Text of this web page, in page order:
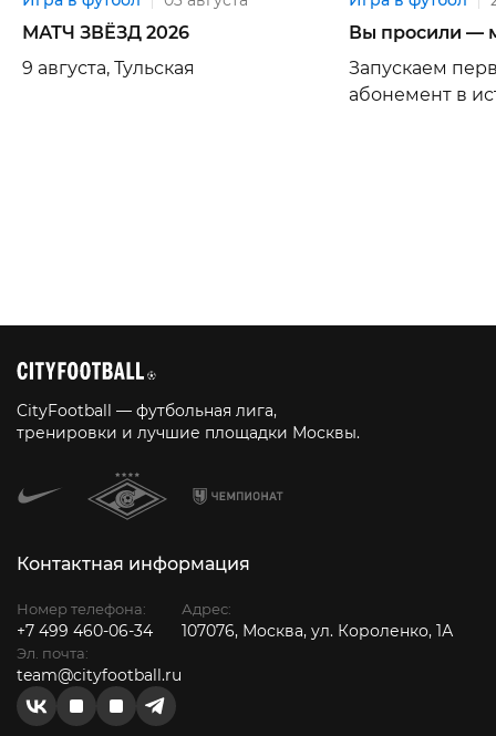
МАТЧ ЗВЁЗД 2026
9 августа, Тульская
Вы просили —
Запускаем
абонемент в
CityFootball — футбольная лига,
тренировки и лучшие площадки Москвы.
Контактная информация
Номер телефона:
+7 499 460-06-34
Эл. почта:
team@cityfootball.ru
Адрес:
107076, Москва, ул. Короленко, 1А